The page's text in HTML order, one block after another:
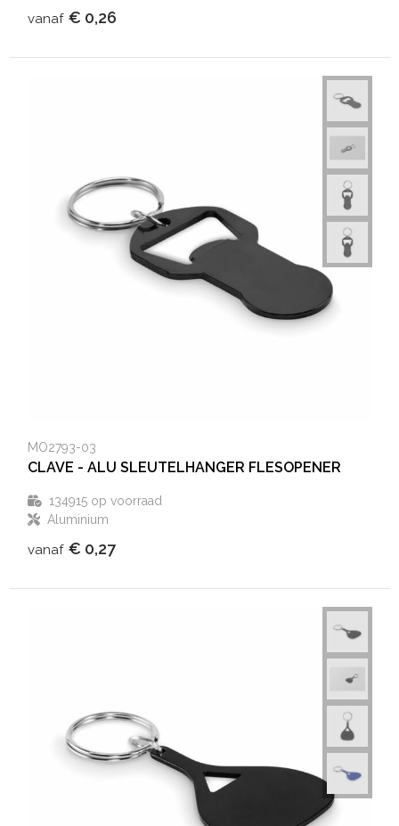
vanaf € 0,26
MO2793-03
CLAVE - ALU SLEUTELHANGER FLESOPENER
134915op voorraad
Aluminium
vanaf € 0,27